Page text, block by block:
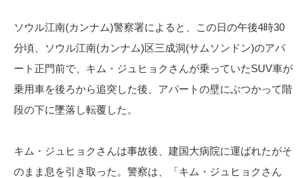
ソウル江南(カンナム)警察署によると、この日の午後4時30
分頃、ソウル江南(カンナム)区三成洞(サムソンドン)のアパ
ート正門前で、キム・ジュヒョクさんが乗っていたSUV車が
乗用車を後ろから追突した後、アパートの壁にぶつかって階
段の下に墜落し転覆した。
キム・ジュヒョクさんは事故後、建国大病院に運ばれたがそ
のまま息を引き取った。警察は、「キム・ジュヒョクさん